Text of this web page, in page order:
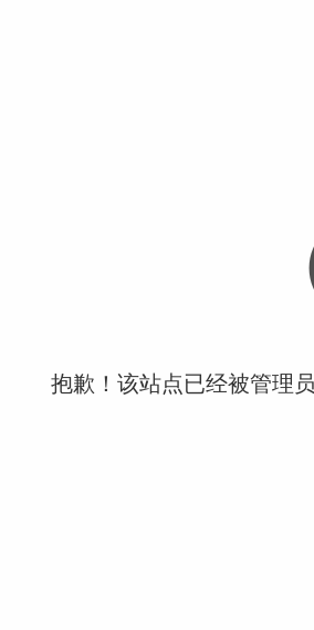
抱歉！该站点已经被管理